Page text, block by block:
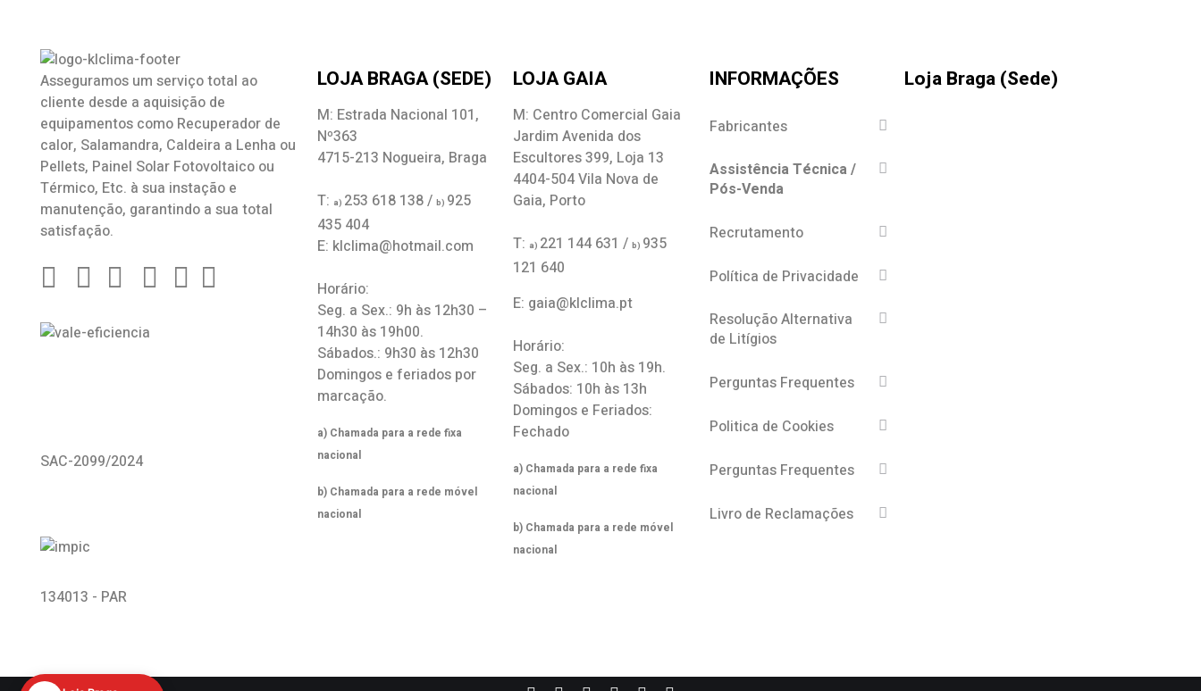
Asseguramos um serviço total ao
cliente desde a aquisição de
equipamentos como Recuperador de
calor, Salamandra, Caldeira a Lenha ou
Pellets, Painel Solar Fotovoltaico ou
Térmico, Etc. à sua instação e
manutenção, garantindo a sua total
satisfação.
SAC-2099/2024
134013 - PAR
LOJA BRAGA (SEDE)
M: Estrada Nacional 101,
Nº363
4715-213 Nogueira, Braga
T: a) 253 618 138 /b) 925
435 404
E: klclima@hotmail.com
Horário:
Seg. a Sex.: 9h às 12h30 –
14h30 às 19h00.
Sábados.: 9h30 às 12h30
Domingos e feriados por
marcação.
a) Chamada para a rede fixa
nacional
b) Chamada para a rede móvel
nacional
LOJA GAIA
M: Centro Comercial Gaia
Jardim Avenida dos
Escultores 399, Loja 13
4404-504 Vila Nova de
Gaia, Porto
T: a) 221 144 631 /b) 935
121 640
E: gaia@klclima.pt
Horário:
Seg. a Sex.: 10h às 19h.
Sábados: 10h às 13h
Domingos e Feriados:
Fechado
a) Chamada para a rede fixa
nacional
b) Chamada para a rede móvel
nacional
INFORMAÇÕES
Fabricantes
Assistência Técnica /
Pós-Venda
Recrutamento
Política de Privacidade
Resolução Alternativa
de Litígios
Perguntas Frequentes
Politica de Cookies
Perguntas Frequentes
Livro de Reclamações
Loja Braga (Sede)